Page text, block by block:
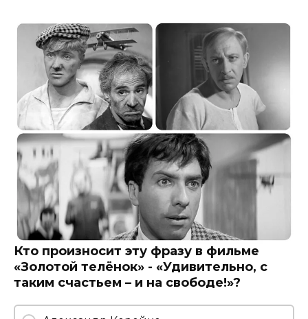
Кто произносит эту фразу в фильме
«Золотой телёнок» - «Удивительно, с
таким счастьем – и на свободе!»?